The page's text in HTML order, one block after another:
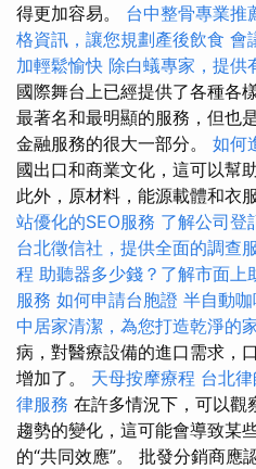
得更加容易。 台中整骨專業推
格資訊，讓您規劃產後飲食 會
加輕鬆愉快 除白蟻專家，提供
國際舞台上已經提供了各種各
最著名和最明顯的服務，但也
金融服務的很大一部分。 如何
國出口和商業文化，這可以幫
此外，原材料，能源載體和衣
站優化的SEO服務 了解公司登
台北徵信社，提供全面的調查
程 助聽器多少錢？了解市面上
服務 如何申請台胞證 半自動
中居家清潔，為您打造乾淨的
病，對醫療設備的進口需求，
增加了。 天母按摩療程 台北
律服務 在許多情況下，可以觀
趨勢的變化，這可能會導致某
的“共同效應”。 批發分銷商應